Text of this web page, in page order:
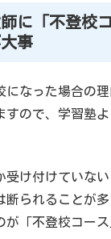
に「不登校
事
になった場合の
すので、学習塾
受け付けていな
断られることが
が「不登校コー